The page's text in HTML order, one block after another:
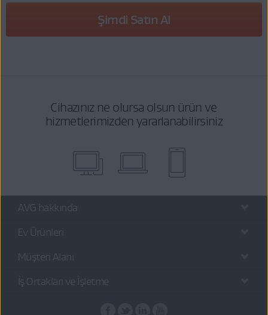
Şimdi Satın Al
Cihazınız ne olursa olsun ürün ve
hizmetlerimizden yararlanabilirsiniz
AVG hakkında
Ev Ürünleri
Müşteri Alanı
İş Ortakları ve İşletme